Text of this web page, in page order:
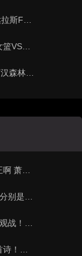
业录像
泽女篮
全场录
日程安
水平？
生，不
合集